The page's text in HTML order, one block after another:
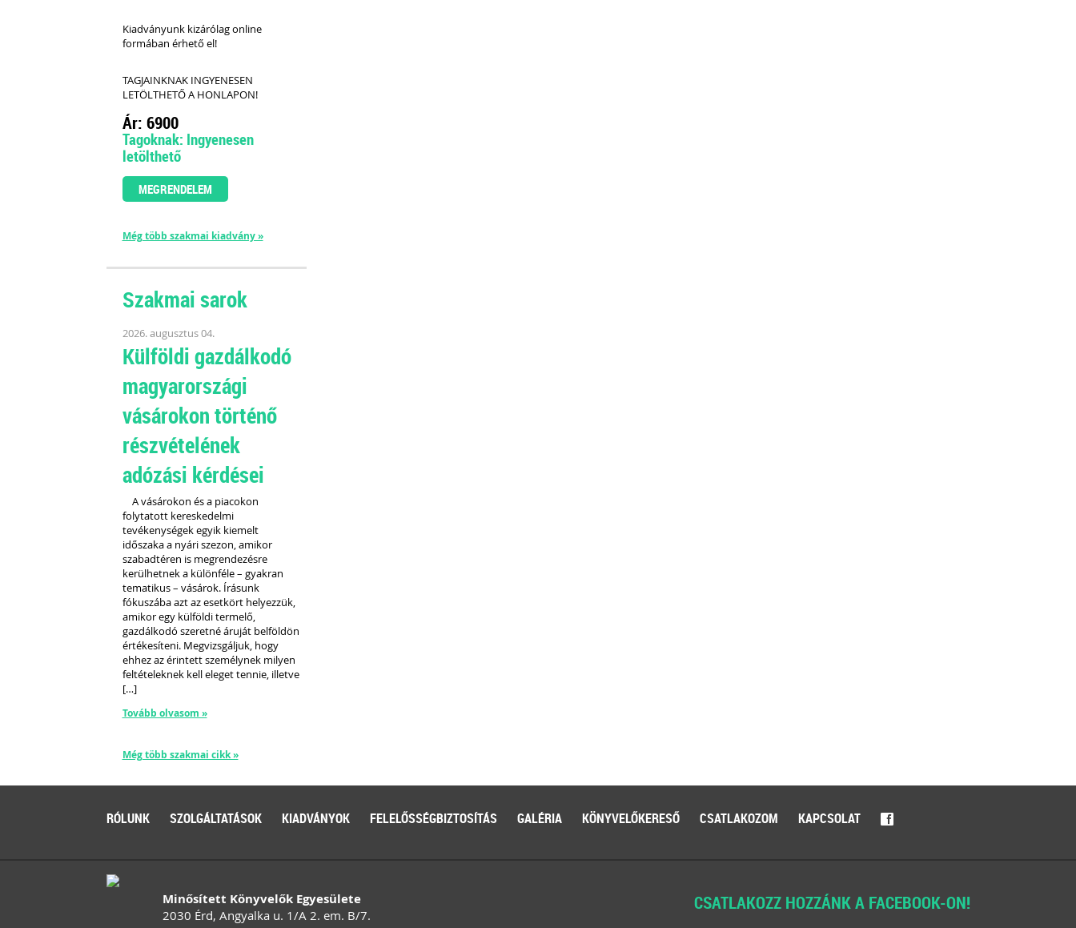
Kiadványunk kizárólag online
formában érhető el!
TAGJAINKNAK INGYENESEN
LETÖLTHETŐ A HONLAPON!
Ár: 6900
Tagoknak: Ingyenesen
letölthető
MEGRENDELEM
Még több szakmai kiadvány »
Szakmai sarok
2026. augusztus 04.
Külföldi gazdálkodó
magyarországi
vásárokon történő
részvételének
adózási kérdései
A vásárokon és a piacokon
folytatott kereskedelmi
tevékenységek egyik kiemelt
időszaka a nyári szezon, amikor
szabadtéren is megrendezésre
kerülhetnek a különféle – gyakran
tematikus – vásárok. Írásunk
fókuszába azt az esetkört helyezzük,
amikor egy külföldi termelő,
gazdálkodó szeretné áruját belföldön
értékesíteni. Megvizsgáljuk, hogy
ehhez az érintett személynek milyen
feltételeknek kell eleget tennie, illetve
[…]
Tovább olvasom »
Még több szakmai cikk »
RÓLUNK SZOLGÁLTATÁSOK KIADVÁNYOK FELELŐSSÉGBIZTOSÍTÁS GALÉRIA KÖNYVELŐKERESŐ CSATLAKOZOM KAPCSOLAT f
CSATLAKOZZ HOZZÁNK A FACEBOOK-ON!
Minősített Könyvelők Egyesülete
2030 Érd, Angyalka u. 1/A 2. em. B/7.